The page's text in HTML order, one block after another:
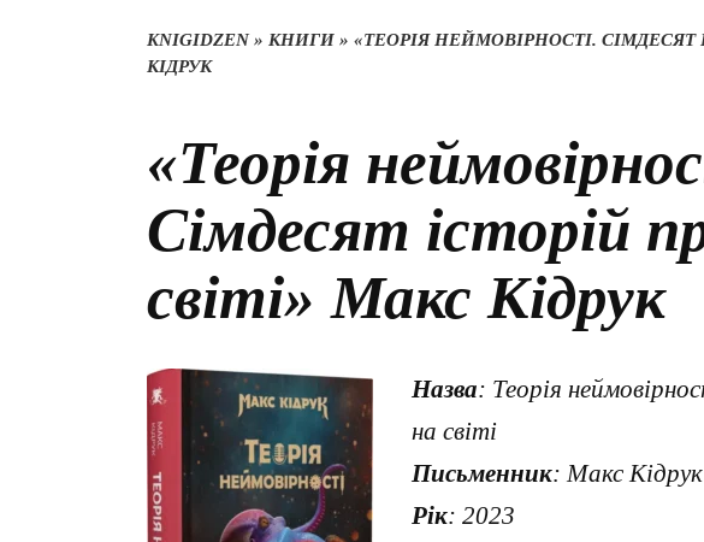
KNIGIDZEN» КНИГИ » «ТЕОРІЯ НЕЙМОВІРНОСТІ. СІМДЕСЯТ
КІДРУК
«Теорія
Сімдесят історій
світі» Макс Кідрук
Назва: Теорія
на світі
Письменник: Макс Кідрук
Рік: 2023